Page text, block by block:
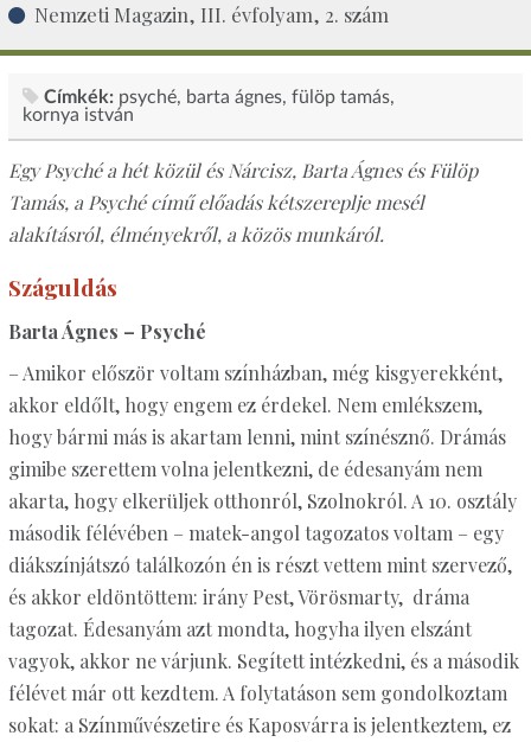
Nemzeti Magazin, III. évfolyam, 2. szám
Címkék: psyché barta ágnes fülöp tamás
kornya istván
Egy Psyché a hét közül és Nárcisz, Barta Ágnes és Fülöp
Tamás, a Psyché című előadás kétszereplje mesél
alakításról, élményekről, a közös munkáról.
Száguldás
Barta Ágnes – Psyché
– Amikor először voltam színházban, még kisgyerekként,
akkor eldőlt, hogy engem ez érdekel. Nem emlékszem,
hogy bármi más is akartam lenni, mint színésznő. Drámás
gimibe szerettem volna jelentkezni, de édesanyám nem
akarta, hogy elkerüljek otthonról, Szolnokról. A 10. osztály
második félévében – matek-angol tagozatos voltam – egy
diákszínjátszó találkozón én is részt vettem mint szervező,
és akkor eldöntöttem: irány Pest, Vörösmarty, dráma
tagozat. Édesanyám azt mondta, hogyha ilyen elszánt
vagyok, akkor ne várjunk. Segített intézkedni, és a második
félévet már ott kezdtem. A folytatáson sem gondolkoztam
sokat: a Színművészetire és Kaposvárra is jelentkeztem, ez